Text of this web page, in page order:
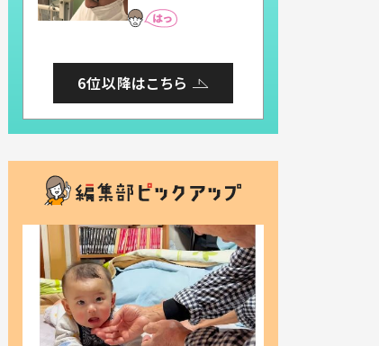
後、当時の妻の日記
に書いてあった本音
6位以降はこちら